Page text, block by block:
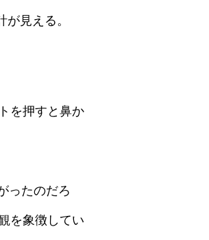
見える。
を押すと鼻か
ったのだろ
を象徴してい